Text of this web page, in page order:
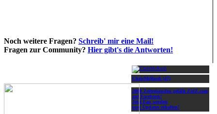
Noch weitere Fragen? Schreib' mir eine Mail!
Fragen zur Community? Hier gibt's die Antworten!
ChrisMcRush (47)
2000 Zeitreisenden gefällt ZidZ.com
auf Facebook!
Jetzt Fan werden
und Updates erhalten!